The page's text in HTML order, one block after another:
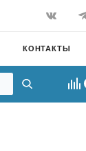
КОНТАКТЫ